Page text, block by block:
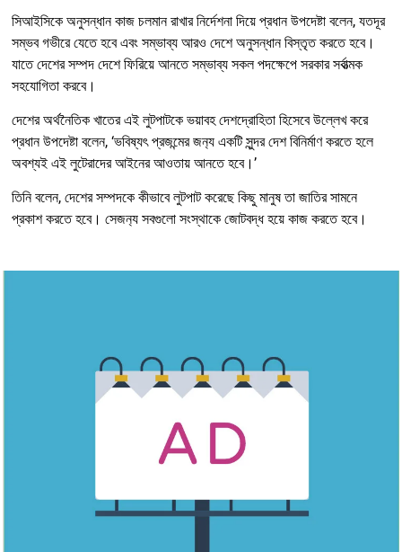
সিআইসিকে অনুসন্ধান কাজ চলমান রাখার নির্দেশনা দিয়ে প্রধান উপদেষ্টা বলেন, যতদূর
সম্ভব গভীরে যেতে হবে এবং সম্ভাব্য আরও দেশে অনুসন্ধান বিস্তৃত করতে হবে।
যাতে দেশের সম্পদ দেশে ফিরিয়ে আনতে সম্ভাব্য সকল পদক্ষেপে সরকার সর্বাত্মক
সহযোগিতা করবে।
দেশের অর্থনৈতিক খাতের এই লুটপাটকে ভয়াবহ দেশদ্রোহিতা হিসেবে উল্লেখ করে
প্রধান উপদেষ্টা বলেন, ‘ভবিষ্যৎ প্রজন্মের জন‍্য একটি সুন্দর দেশ বিনির্মাণ করতে হলে
অবশ্যই এই লুটেরাদের আইনের আওতায় আনতে হবে।’
তিনি বলেন, দেশের সম্পদকে কীভাবে লুটপাট করেছে কিছু মানুষ তা জাতির সামনে
প্রকাশ করতে হবে। সেজন‍্য সবগুলো সংস্থাকে জোটবদ্ধ হয়ে কাজ করতে হবে।